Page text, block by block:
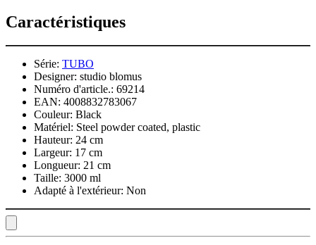
Caractéristiques
Série: TUBO
Designer: studio blomus
Numéro d'article.: 69214
EAN: 4008832783067
Couleur: Black
Matériel: Steel powder coated, plastic
Hauteur: 24 cm
Largeur: 17 cm
Longueur: 21 cm
Taille: 3000 ml
Adapté à l'extérieur: Non